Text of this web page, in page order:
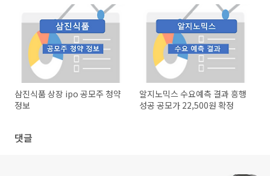
삼진식품 상장 ipo 공모주 청약
정보
알지노믹스 수요예측 결과 흥행
성공 공모가 22,500원 확정
댓글